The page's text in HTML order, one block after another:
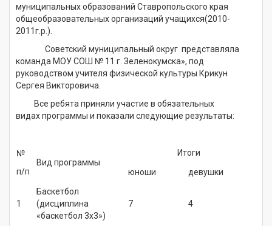
муниципальных образований Ставропольского края
общеобразовательных организаций учащихся(2010-
2011г.р.).
Советский муниципальный округ представляла
команда МОУ СОШ № 11 г. Зеленокумска», под
руководством учителя физической культуры Крикун
Сергея Викторовича.
Все ребята приняли участие в обязательных
видах программы и показали следующие результаты:
№
п/п
Вид программы
Итоги
юноши
девушки
1
Баскетбол
(дисциплина
«баскетбол 3х3»)
7 4